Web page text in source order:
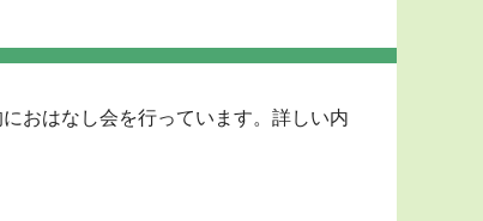
おはなし会を行っています。詳しい内